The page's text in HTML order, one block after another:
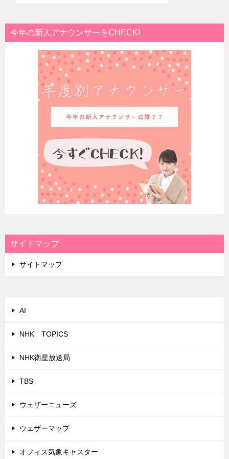
今年の新人アナウンサーをCHECK!
サイトマップ
サイトマップ
AI
NHK TOPICS
NHK衛星放送局
TBS
ウェザーニューズ
ウェザーマップ
オフィス気象キャスター